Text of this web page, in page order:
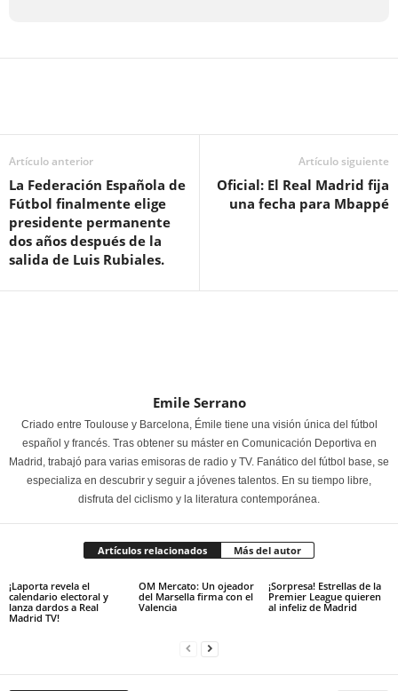
Artículo anterior
La Federación Española de
Fútbol finalmente elige
presidente permanente
dos años después de la
salida de Luis Rubiales.
Artículo siguiente
Oficial: El Real Madrid fija
una fecha para Mbappé
Emile Serrano
Criado entre Toulouse y Barcelona, Émile tiene una visión única del fútbol
español y francés. Tras obtener su máster en Comunicación Deportiva en
Madrid, trabajó para varias emisoras de radio y TV. Fanático del fútbol base, se
especializa en descubrir y seguir a jóvenes talentos. En su tiempo libre,
disfruta del ciclismo y la literatura contemporánea.
Artículos relacionados Más del autor
¡Laporta revela el
calendario electoral y
lanza dardos a Real
Madrid TV!
OM Mercato: Un ojeador
del Marsella firma con el
Valencia
¡Sorpresa! Estrellas de la
Premier League quieren
al infeliz de Madrid